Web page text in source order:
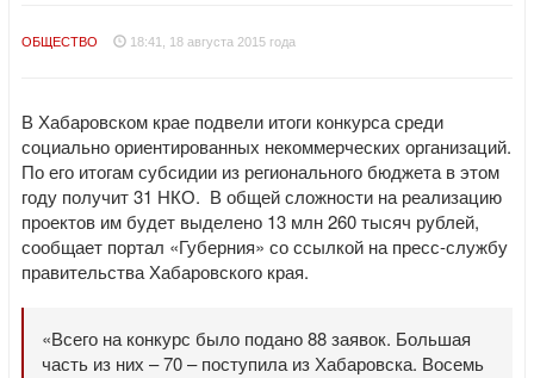
ОБЩЕСТВО 18:41, 18 августа 2015 года
В Хабаровском крае подвели итоги конкурса среди
социально ориентированных некоммерческих организаций.
По его итогам субсидии из регионального бюджета в этом
году получит 31 НКО. В общей сложности на реализацию
проектов им будет выделено 13 млн 260 тысяч рублей,
сообщает портал «Губерния» со ссылкой на пресс-службу
правительства Хабаровского края.
«Всего на конкурс было подано 88 заявок. Большая
часть из них – 70 – поступила из Хабаровска. Восемь